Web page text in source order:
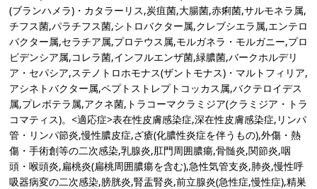
(ブランハメラ)・カタラーリス,炭疽菌,大腸菌,赤痢菌,サルモネラ属,
チフス菌,パラチフス菌,シトロバクター属,クレブシエラ属,エンテロ
バクター属,セラチア属,プロテウス属,モルガネラ・モルガニー,プロ
ビデンシア属,コレラ菌,インフルエンザ菌,緑膿菌,バークホルデリ
ア・セパシア,ステノトロホモナス(ザントモナス)・マルトフィリア,
アシネトバクター属,ペプトストレプトコッカス属,バクテロイデス
属,プレボテラ属,アクネ菌,トラコーマクラミジア(クラミジア・トラ
コマティス)。<適応症>表在性皮膚感染症,深在性皮膚感染症,リンパ
管・リンパ節炎,慢性膿皮症,ざ瘡(化膿性炎症を伴うもの),外傷・熱
傷・手術創等の二次感染,乳腺炎,肛門周囲膿瘍,骨髄炎,関節炎,咽
頭・喉頭炎,扁桃炎(扁桃周囲膿瘍を含む),急性気管支炎,肺炎,慢性呼
吸器病変の二次感染,膀胱炎,腎盂腎炎,前立腺炎(急性症,慢性症),精巣